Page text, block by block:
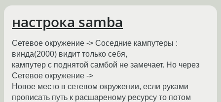
настрока samba
Сетевое окружение -> Соседние кампутеры :
винда(2000) видит только себя,
кампутер с поднятой самбой не замечает. Но через
Сетевое окружение ->
Новое место в сетевом окружении, если руками
прописать путь к расшареному ресурсу то потом